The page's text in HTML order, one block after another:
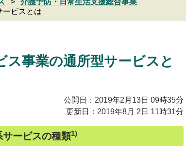
介護予防・日常生活支援総合事業
ービスとは
ス事業の通所型サービスと
公開日：2019年2月13日 09時35分
更新日：2019年8月 2日 11時31分
ービスの種類1)